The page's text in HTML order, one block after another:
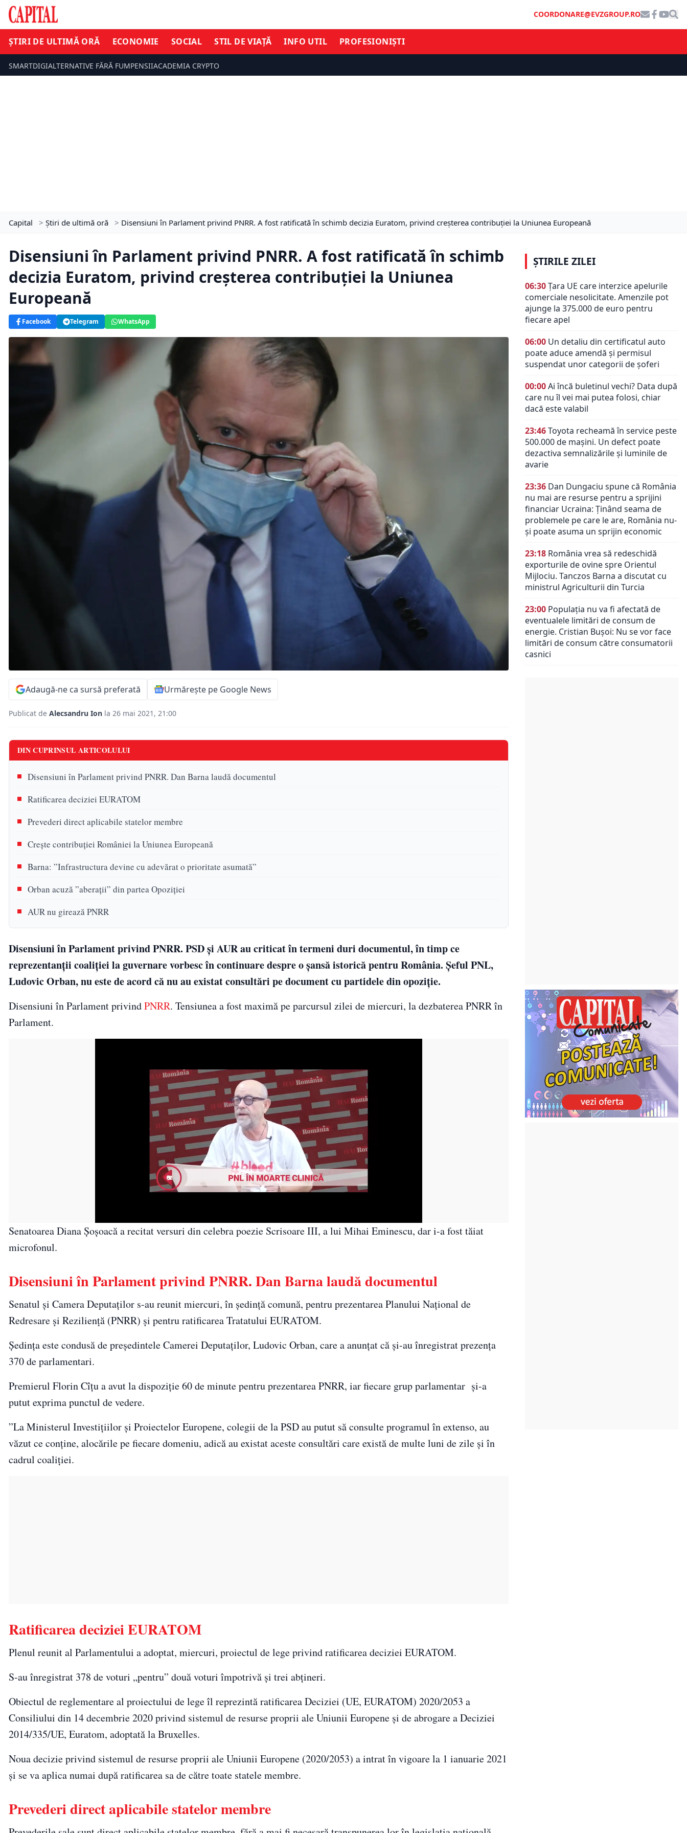
COORDONARE@EVZGROUP.RO
ȘTIRI DE ULTIMĂ ORĂ ECONOMIE SOCIAL STIL DE VIAȚĂ INFO UTIL PROFESIONIȘTI
SMARTDIGIALTERNATIVE FĂRĂ FUMPENSIIACADEMIA CRYPTO
Capital > Știri de ultimă oră > Disensiuni în Parlament privind PNRR. A fost ratificată în schimb decizia Euratom, privind creșterea contribuției la Uniunea Europeană
Disensiuni în Parlament privind PNRR. A fost ratificată în schimb
decizia Euratom, privind creșterea contribuției la Uniunea
Europeană
Facebook Telegram WhatsApp
Adaugă-ne ca sursă preferată Urmărește pe Google News
Publicat de Alecsandru Ion la 26 mai 2021, 21:00
DIN CUPRINSUL ARTICOLULUI
Disensiuni în Parlament privind PNRR. Dan Barna laudă documentul
Ratificarea deciziei EURATOM
Prevederi direct aplicabile statelor membre
Crește contribuției României la Uniunea Europeană
Barna: ”Infrastructura devine cu adevărat o prioritate asumată”
Orban acuză ”aberații” din partea Opoziției
AUR nu girează PNRR
Disensiuni în Parlament privind PNRR. PSD și AUR au criticat în termeni duri documentul, în timp ce
reprezentanții coaliției la guvernare vorbesc în continuare despre o șansă istorică pentru România. Șeful PNL,
Ludovic Orban, nu este de acord că nu au existat consultări pe document cu partidele din opoziție.
Disensiuni în Parlament privindPNRR. Tensiunea a fost maximă pe parcursul zilei de miercuri, la dezbaterea PNRR în
Parlament.
Senatoarea Diana Șoșoacă a recitat versuri din celebra poezie Scrisoare III, a lui Mihai Eminescu, dar i-a fost tăiat
microfonul.
Disensiuni în Parlament privind PNRR. Dan Barna laudă documentul
Senatul şi Camera Deputaţilor s-au reunit miercuri, în şedinţă comună, pentru prezentarea Planului Naţional de
Redresare şi Rezilienţă (PNRR) şi pentru ratificarea Tratatului EURATOM.
Şedinţa este condusă de preşedintele Camerei Deputaţilor, Ludovic Orban, care a anunţat că şi-au înregistrat prezenţa
370 de parlamentari.
Premierul Florin Cîţu a avut la dispoziţie 60 de minute pentru prezentarea PNRR, iar fiecare grup parlamentar și-a
putut exprima punctul de vedere.
”La Ministerul Investiţiilor şi Proiectelor Europene, colegii de la PSD au putut să consulte programul în extenso, au
văzut ce conţine, alocările pe fiecare domeniu, adică au existat aceste consultări care există de multe luni de zile şi în
cadrul coaliţiei.
Ratificarea deciziei EURATOM
Plenul reunit al Parlamentului a adoptat, miercuri, proiectul de lege privind ratificarea deciziei EURATOM.
S-au înregistrat 378 de voturi „pentru” două voturi împotrivă şi trei abţineri.
Obiectul de reglementare al proiectului de lege îl reprezintă ratificarea Deciziei (UE, EURATOM) 2020/2053 a
Consiliului din 14 decembrie 2020 privind sistemul de resurse proprii ale Uniunii Europene şi de abrogare a Deciziei
2014/335/UE, Euratom, adoptată la Bruxelles.
Noua decizie privind sistemul de resurse proprii ale Uniunii Europene (2020/2053) a intrat în vigoare la 1 ianuarie 2021
şi se va aplica numai după ratificarea sa de către toate statele membre.
Prevederi direct aplicabile statelor membre
ȘTIRILE ZILEI
06:30Țara UE care interzice apelurile
comerciale nesolicitate. Amenzile pot
ajunge la 375.000 de euro pentru
fiecare apel
06:00 Un detaliu din certificatul auto
poate aduce amendă și permisul
suspendat unor categorii de șoferi
00:00Ai încă buletinul vechi? Data după
care nu îl vei mai putea folosi, chiar
dacă este valabil
23:46Toyota recheamă în service peste
500.000 de mașini. Un defect poate
dezactiva semnalizările și luminile de
avarie
23:36 Dan Dungaciu spune că România
nu mai are resurse pentru a sprijini
financiar Ucraina: Ținând seama de
problemele pe care le are, România nu-
și poate asuma un sprijin economic
23:18 România vrea să redeschidă
exporturile de ovine spre Orientul
Mijlociu. Tanczos Barna a discutat cu
ministrul Agriculturii din Turcia
23:00 Populația nu va fi afectată de
eventualele limitări de consum de
energie. Cristian Bușoi: Nu se vor face
limitări de consum către consumatorii
casnici